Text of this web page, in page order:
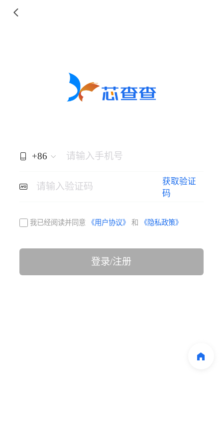
+86 请输入手机号
请输入验证码
获取验证
码
我已经阅读并同意 《用户协议》 和 《隐私政策》
登录/注册